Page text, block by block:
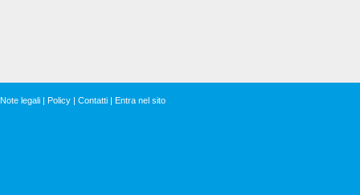
Note legali Policy Contatti Entra nel sito